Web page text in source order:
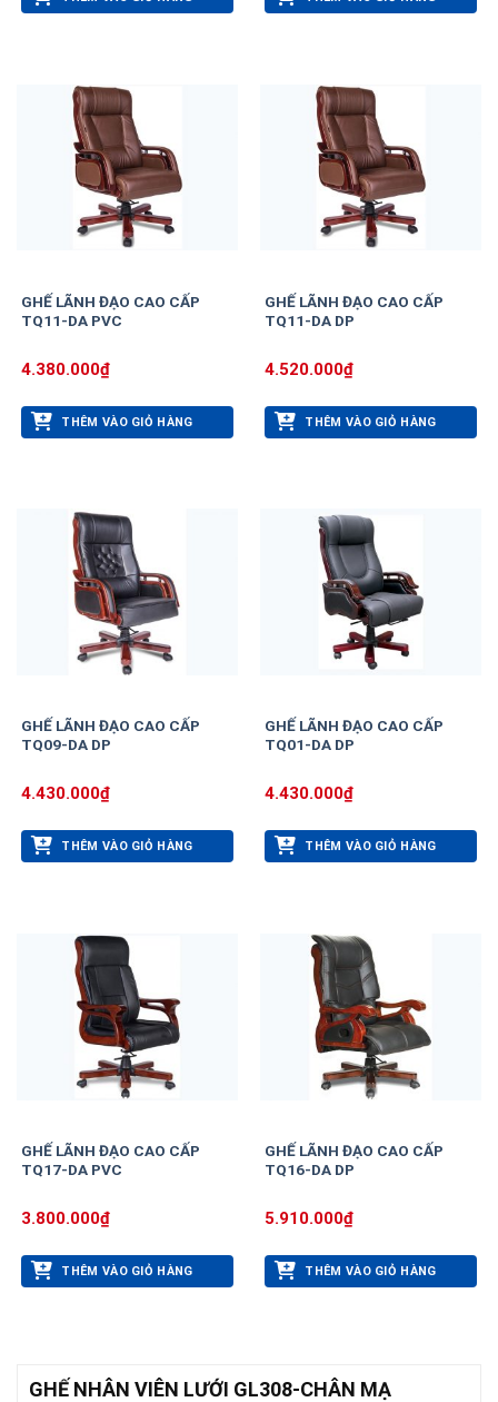
GHẾ LÃNH ĐẠO CAO CẤP
TQ11-DA PVC
4.380.000₫
THÊM VÀO GIỎ HÀNG
GHẾ LÃNH ĐẠO CAO CẤP
TQ11-DA DP
4.520.000₫
THÊM VÀO GIỎ HÀNG
GHẾ LÃNH ĐẠO CAO CẤP
TQ09-DA DP
4.430.000₫
THÊM VÀO GIỎ HÀNG
GHẾ LÃNH ĐẠO CAO CẤP
TQ01-DA DP
4.430.000₫
THÊM VÀO GIỎ HÀNG
GHẾ LÃNH ĐẠO CAO CẤP
TQ17-DA PVC
3.800.000₫
THÊM VÀO GIỎ HÀNG
GHẾ LÃNH ĐẠO CAO CẤP
TQ16-DA DP
5.910.000₫
THÊM VÀO GIỎ HÀNG
GHẾ NHÂN VIÊN LƯỚI GL308-CHÂN MẠ